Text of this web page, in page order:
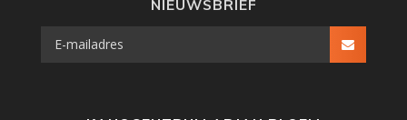
NIEUWSBRIEF